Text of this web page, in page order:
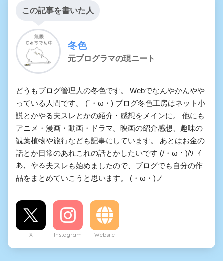
この記事を書いた人
冬色
元プログラマの現ニート
どうもブログ管理人の冬色です。 Webでなんやかんやや
っている人間です。 (´・ω・) ブログ冬色工房はネット小
説とかやる夫スレとかの紹介・感想をメインに。 他にも
アニメ・漫画・動画・ドラマ。映画の紹介感想、趣味の
観葉植物や旅行なども記事にしています。 あとはお金の
話とか日常のあれこれの話とかしたいです (/・ω・)/ﾜｰｲ
あ、やる夫スレも始めましたので、ブログでも自分の作
品をまとめていこうと思います。 (・ω・)ノ
X Instagram Website